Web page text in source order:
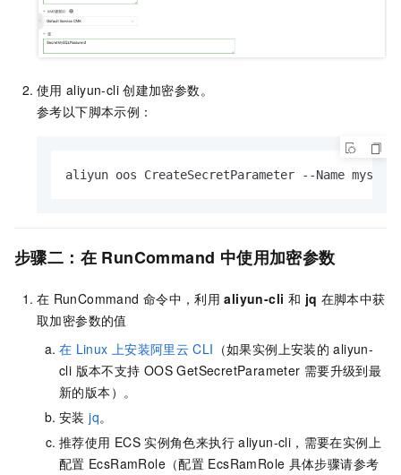
使用 aliyun-cli 创建加密参数。
参考以下脚本示例：
aliyun oos CreateSecretParameter --Name mysql-
步骤二：在 RunCommand 中使用加密参数
在 RunCommand 命令中，利用 aliyun-cli 和 jq 在脚本中获
取加密参数的值
在 Linux 上安装阿里云 CLI （如果实例上安装的 aliyun-
cli 版本不支持 OOS GetSecretParameter 需要升级到最
新的版本）。
安装jq。
推荐使用 ECS 实例角色来执行 aliyun-cli，需要在实例上
配置 EcsRamRole（配置 EcsRamRole 具体步骤请参考